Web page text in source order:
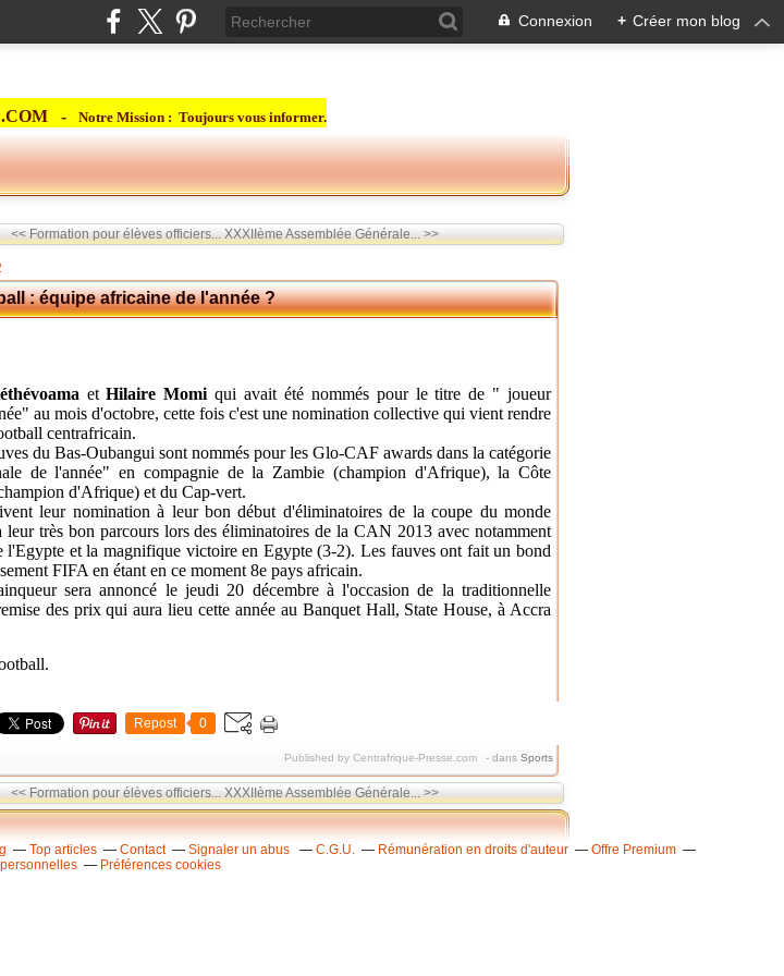
Connexion + Créer mon blog
- Notre Mission : Toujours vous informer.
<< Formation pour élèves officiers... XXXIIème Assemblée Générale... >>
: équipe africaine de l'année ?
etHilaire Momi qui avait été nommés pour le titre de " joueur
au mois d'octobre, cette fois c'est une nomination collective qui vient rendre
centrafricain.
du Bas-Oubangui sont nommés pour les Glo-CAF awards dans la catégorie
de l'année" en compagnie de la Zambie (champion d'Afrique), la Côte
d'Afrique) et du Cap-vert.
leur nomination à leur bon début d'éliminatoires de la coupe du monde
leur très bon parcours lors des éliminatoires de la CAN 2013 avec notamment
l'Egypte et la magnifique victoire en Egypte (3-2). Les fauves ont fait un bond
FIFA en étant en ce moment 8e pays africain.
sera annoncé le jeudi 20 décembre à l'occasion de la traditionnelle
des prix qui aura lieu cette année au Banquet Hall, State House, à Accra
Repost 0
Published by Centrafrique-Presse.com - dans Sports
<< Formation pour élèves officiers... XXXIIème Assemblée Générale... >>
Top articles Contact Signaler un abus C.G.U. Rémunération en droits d'auteur
Offre Premium
Préférences cookies